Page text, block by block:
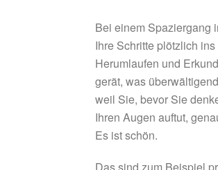
Bei einem Spaziergang
Ihre Schritte plötzlich
Herumlaufen und
gerät, was
weil Sie, bevor Sie
Ihren Augen auftut,
Es ist schön.